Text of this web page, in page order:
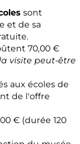
sont
et de sa
70,00 €
visite peut-être
aux écoles de
de l'offre
€ (durée 120